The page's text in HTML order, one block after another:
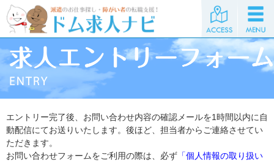
エントリー完了後、お問い合わせ内容の確認メールを1時間以内に自
動配信にてお送りいたします。後ほど、担当者からご連絡させてい
ただきます。
お問い合わせフォームをご利用の際は、必ず 「個人情報の取り扱い